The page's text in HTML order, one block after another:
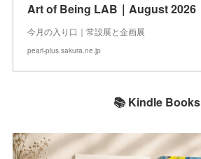
Art of Being LAB｜August 2026
今月の入り口｜常設展と企画展
pearl-plus.sakura.ne.jp
📚 Kindle Books